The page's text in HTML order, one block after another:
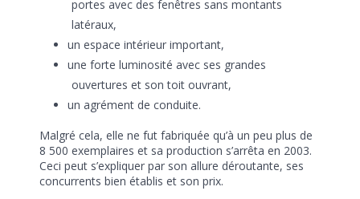
portes avec des fenêtres sans montants
latéraux,
un espace intérieur important,
une forte luminosité avec ses grandes
ouvertures et son toit ouvrant,
un agrément de conduite.
Malgré cela, elle ne fut fabriquée qu’à un peu plus de
8 500 exemplaires et sa production s’arrêta en 2003.
Ceci peut s’expliquer par son allure déroutante, ses
concurrents bien établis et son prix.